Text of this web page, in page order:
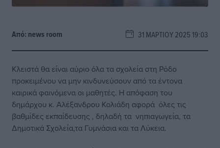
Από: news room 31 ΜΑΡΤΊΟΥ 2025 19:03
Κλειστά θα είναι αύριο όλα τα σχολεία στη Ρόδο
προκειμένου να μην κινδυνεύσουν από τα έντονα
καιρικά φαινόμενα οι μαθητές. Η απόφαση του
δημάρχου κ. Αλέξανδρου Κολιάδη αφορά όλες τις
βαθμίδες εκπαίδευσης , δηλαδή τα νηπιαγωγεία, τα
Δημοτικά Σχολεία,τα Γυμνάσια και τα Λύκεια.